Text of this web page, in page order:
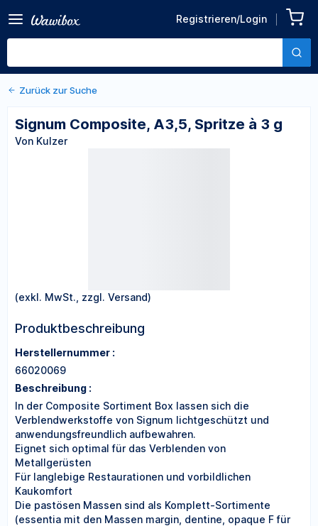
Registrieren/Login
Spritze à 3 g
Von Kulzer
Zurück zu den Produktdetails
Zurück zur Suche
Signum Composite, A3,5, Spritze à 3 g
Von Kulzer
(exkl. MwSt., zzgl. Versand)
Produktbeschreibung
Herstellernummer :
66020069
Beschreibung :
In der Composite Sortiment Box lassen sich die
Verblendwerkstoffe von Signum lichtgeschützt und
anwendungsfreundlich aufbewahren.
Eignet sich optimal für das Verblenden von
Metallgerüsten
Für langlebige Restaurationen und vorbildlichen
Kaukomfort
Die pastösen Massen sind als Komplett-Sortimente
(essentia mit den Massen margin, dentine, opaque F für